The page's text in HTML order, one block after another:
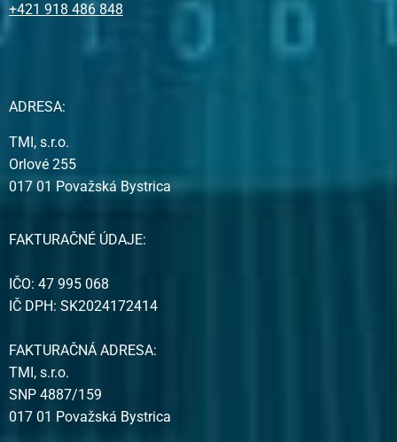
+421 918 486 848
ADRESA:
TMI, s.r.o.
Orlové 255
017 01 Považská Bystrica
FAKTURAČNÉ ÚDAJE:
IČO: 47 995 068
IČ DPH: SK2024172414
FAKTURAČNÁ ADRESA:
TMI, s.r.o.
SNP 4887/159
017 01 Považská Bystrica